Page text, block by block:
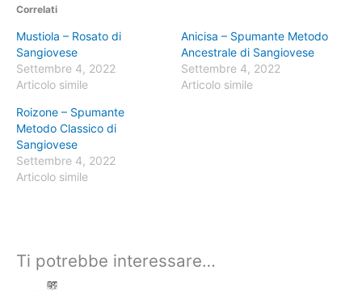
Correlati
Mustiola – Rosato di
Sangiovese
Settembre 4, 2022
Articolo simile
Anicisa – Spumante Metodo
Ancestrale di Sangiovese
Settembre 4, 2022
Articolo simile
Roizone – Spumante
Metodo Classico di
Sangiovese
Settembre 4, 2022
Articolo simile
Ti potrebbe interessare…